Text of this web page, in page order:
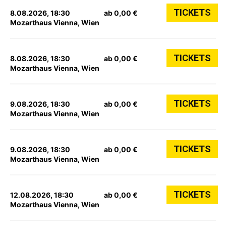
8.08.2026, 18:30
Mozarthaus Vienna, Wien
ab 0,00 € TICKETS
8.08.2026, 18:30
Mozarthaus Vienna, Wien
ab 0,00 € TICKETS
9.08.2026, 18:30
Mozarthaus Vienna, Wien
ab 0,00 € TICKETS
9.08.2026, 18:30
Mozarthaus Vienna, Wien
ab 0,00 € TICKETS
12.08.2026, 18:30
Mozarthaus Vienna, Wien
ab 0,00 € TICKETS